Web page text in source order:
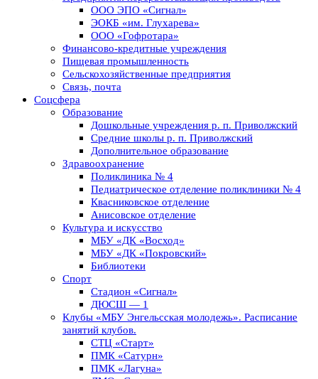
ООО ЭПО «Сигнал»
ЭОКБ «им. Глухарева»
ООО «Гофротара»
Финансово-кредитные учреждения
Пищевая промышленность
Сельскохозяйственные предприятия
Связь, почта
Соцсфера
Образование
Дошкольные учреждения р. п. Приволжский
Средние школы р. п. Приволжский
Дополнительное образование
Здравоохранение
Поликлиника № 4
Педиатрическое отделение поликлиники № 4
Квасниковское отделение
Анисовское отделение
Культура и искусство
МБУ «ДК «Восход»
МБУ «ДК «Покровский»
Библиотеки
Спорт
Стадион «Сигнал»
ДЮСШ — 1
Клубы «МБУ Энгельсская молодежь». Расписание
занятий клубов.
СТЦ «Старт»
ПМК «Сатурн»
ПМК «Лагуна»